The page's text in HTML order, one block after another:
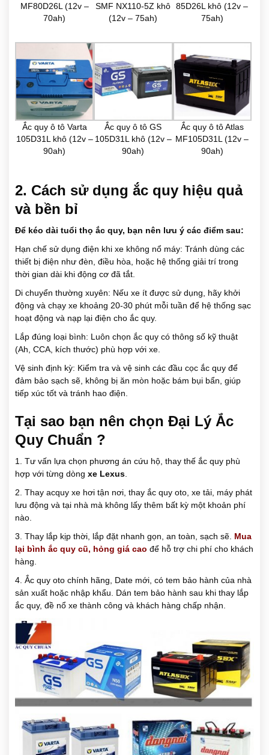
MF80D26L (12v –
70ah)
SMF NX110-5Z khô
(12v – 75ah)
85D26L khô (12v –
75ah)
Ắc quy ô tô Varta
105D31L khô (12v –
90ah)
Ắc quy ô tô GS
105D31L khô (12v –
90ah)
Ắc quy ô tô Atlas
MF105D31L (12v –
90ah)
2. Cách sử dụng ắc quy hiệu quả
và bền bỉ
Để kéo dài tuổi thọ ắc quy, bạn nên lưu ý các điểm sau:
Hạn chế sử dụng điện khi xe không nổ máy: Tránh dùng các
thiết bị điện như đèn, điều hòa, hoặc hệ thống giải trí trong
thời gian dài khi động cơ đã tắt.
Di chuyển thường xuyên: Nếu xe ít được sử dụng, hãy khởi
động và chạy xe khoảng 20-30 phút mỗi tuần để hệ thống sạc
hoạt động và nạp lại điện cho ắc quy.
Lắp đúng loại bình: Luôn chọn ắc quy có thông số kỹ thuật
(Ah, CCA, kích thước) phù hợp với xe.
Vệ sinh định kỳ: Kiểm tra và vệ sinh các đầu cọc ắc quy để
đảm bảo sạch sẽ, không bị ăn mòn hoặc bám bụi bẩn, giúp
tiếp xúc tốt và tránh hao điện.
Tại sao bạn nên chọn Đại Lý Ắc
Quy Chuẩn ?
1. Tư vấn lựa chọn phương án cứu hộ, thay thế ắc quy phù
hợp với từng dòng xe Lexus
2. Thay acquy xe hơi tận nơi, thay ắc quy oto, xe tải, máy phát
lưu động và tại nhà mà không lấy thêm bất kỳ một khoản phí
nào.
3. Thay lắp kịp thời, lắp đặt nhanh gọn, an toàn, sạch sẽ. Mua
lại bình ắc quy cũ, hỏng giá cao để hỗ trợ chi phí cho khách
hàng.
4. Ắc quy oto chính hãng, Date mới, có tem bảo hành của nhà
sản xuất hoặc nhập khẩu. Dán tem bảo hành sau khi thay lắp
ắc quy, đề nổ xe thành công và khách hàng chấp nhận.